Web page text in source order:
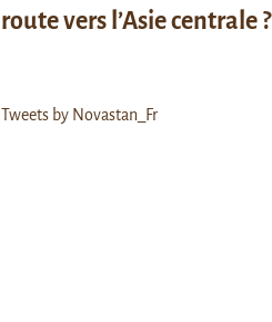
route vers l’Asie centrale ?
Tweets by Novastan_Fr